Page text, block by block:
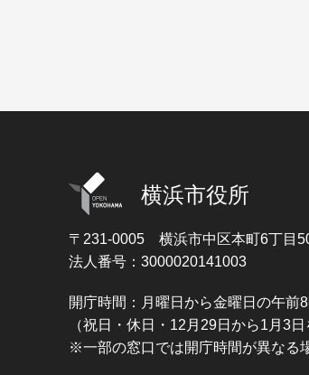
横浜市役所
〒231-0005 横浜市中区本町6丁目
法人番号：3000020141003
開庁時間：月曜日から金曜日の午前
（祝日・休日・12月29日から1月3日
※一部の窓口では開庁時間が異なる